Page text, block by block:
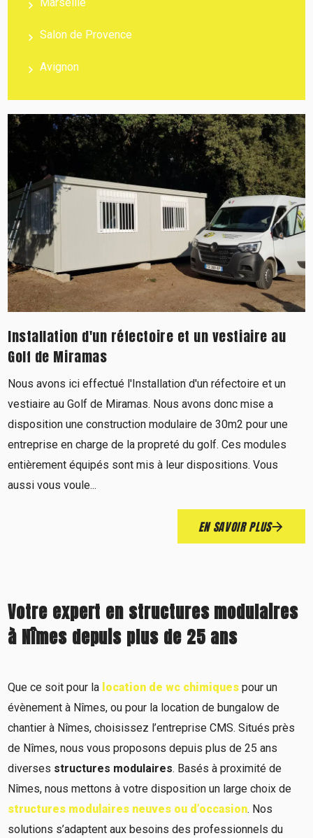
Salon de Provence
Avignon
Installation d'un réfectoire et un vestiaire au
Golf de Miramas
Nous avons ici effectué l'Installation d'un réfectoire et un
vestiaire au Golf de Miramas. Nous avons donc mise a
disposition une construction modulaire de 30m2 pour une
entreprise en charge de la propreté du golf. Ces modules
entièrement équipés sont mis à leur dispositions. Vous
aussi vous voule...
EN SAVOIR PLUS
Votre expert en structures modulaires
à Nîmes depuis plus de 25 ans
Que ce soit pour la location de wc chimiques pour un
évènement à Nîmes, ou pour la location de bungalow de
chantier à Nîmes, choisissez l’entreprise CMS. Situés près
de Nîmes, nous vous proposons depuis plus de 25 ans
diverses structures modulaires. Basés à proximité de
Nîmes, nous mettons à votre disposition un large choix de
structures modulaires neuves ou d’occasion. Nos
solutions s’adaptent aux besoins des professionnels du